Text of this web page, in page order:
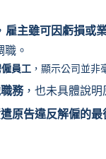
雇主雖可因虧損或
職。
員工 ，顯示公司並非
務，也未具體說明
原告違反解僱的最